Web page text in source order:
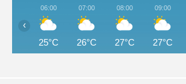
06:00
25°C
07:00
26°C
08:00
27°C
09:00
27°C
‹